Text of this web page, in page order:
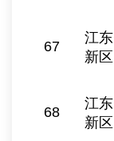
67
江东
新区
68
江东
新区